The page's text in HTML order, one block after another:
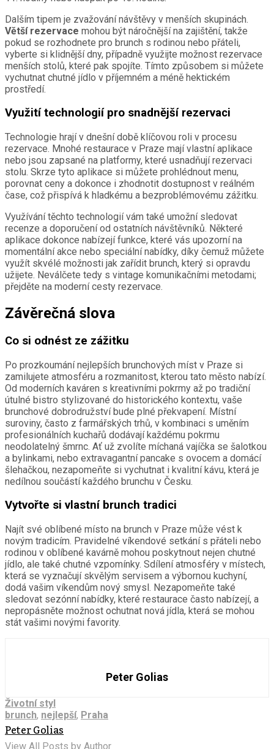
Dalším tipem je zvažování návštěvy v menších skupinách.
Větší rezervace mohou být náročnější na zajištění, takže
pokud se rozhodnete pro brunch s rodinou nebo přáteli,
vyberte si klidnější dny, případně využijte možnost rezervace
menších stolů, které pak spojíte. Tímto způsobem si můžete
vychutnat chutné jídlo v příjemném a méně hektickém
prostředí.
Využití technologií pro snadnější rezervaci
Technologie hrají v dnešní době klíčovou roli v procesu
rezervace. Mnohé restaurace v Praze mají vlastní aplikace
nebo jsou zapsané na platformy, které usnadňují rezervaci
stolu. Skrze tyto aplikace si můžete prohlédnout menu,
porovnat ceny a dokonce i zhodnotit dostupnost v reálném
čase, což přispívá k hladkému a bezproblémovému zážitku.
Využívání těchto technologií vám také umožní sledovat
recenze a doporučení od ostatních návštěvníků. Některé
aplikace dokonce nabízejí funkce, které vás upozorní na
momentální akce nebo speciální nabídky, díky čemuž můžete
využít skvélé možnosti jak zařídit brunch, který si opravdu
užijete. Neválčete tedy s vintage komunikačními metodami;
přejděte na moderní cesty rezervace.
Závěrečná slova
Co si odnést ze zážitku
Po prozkoumání nejlepších brunchových míst v Praze si
zamilujete atmosféru a rozmanitost, kterou tato město nabízí.
Od moderních kaváren s kreativními pokrmy až po tradiční
útulné bistro stylizované do historického kontextu, vaše
brunchové dobrodružství bude plné překvapení. Místní
suroviny, často z farmářských trhů, v kombinaci s uměním
profesionálních kuchařů dodávají každému pokrmu
neodolatelný šmrnc. Ať už zvolíte míchaná vajíčka se šalotkou
a bylinkami, nebo extravagantní pancake s ovocem a domácí
šlehačkou, nezapomeňte si vychutnat i kvalitní kávu, která je
nedílnou součástí každého brunchu v Česku.
Vytvořte si vlastní brunch tradici
Najít své oblíbené místo na brunch v Praze může vést k
novým tradicím. Pravidelné víkendové setkání s přáteli nebo
rodinou v oblíbené kavárně mohou poskytnout nejen chutné
jídlo, ale také chutné vzpomínky. Sdílení atmosféry v místech,
která se vyznačují skvělým servisem a výbornou kuchyní,
dodá vašim víkendům nový smysl. Nezapomeňte také
sledovat sezónní nabídky, které restaurace často nabízejí, a
nepropásněte možnost ochutnat nová jídla, která se mohou
stát vašimi novými favority.
Peter Golias
Životní styl
brunch, nejlepší, Praha
Peter Golias
View All Posts by Author